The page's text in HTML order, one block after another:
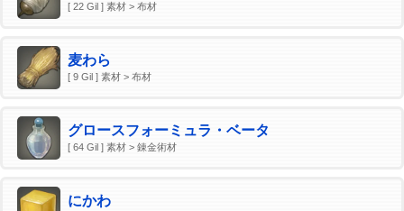
[ 22 Gil ] 素材 > 布材
麦わら
[ 9 Gil ] 素材 > 布材
グロースフォーミュラ・ベータ
[ 64 Gil ] 素材 > 錬金術材
にかわ